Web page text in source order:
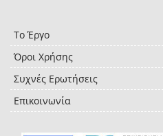
Το Έργο
Όροι Χρήσης
Συχνές Ερωτήσεις
Επικοινωνία